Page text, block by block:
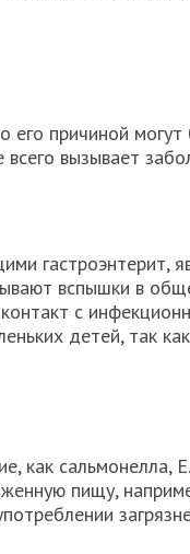
его причиной
вызывает
гастроэнтерит,
вспышки в
с
детей, так
как сальмонелла,
пищу,